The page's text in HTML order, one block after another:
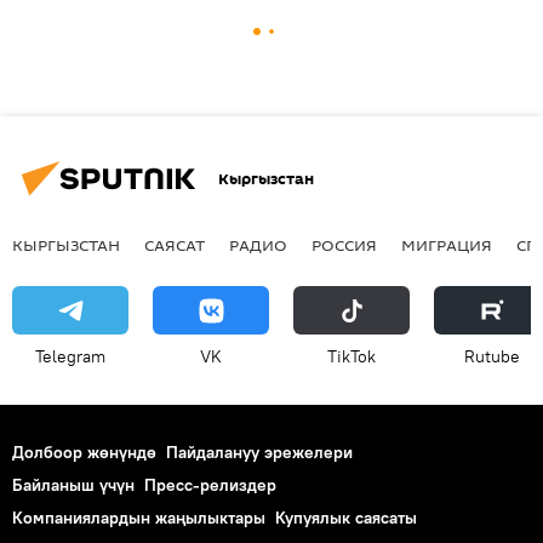
Кыргызстан
КЫРГЫЗСТАН САЯСАТ РАДИО РОССИЯ МИГРАЦИЯ
Telegram VK ТikТоk Rutube
Долбоор жөнүндө Пайдалануу эрежелери
Байланыш үчүн Пресс-релиздер
Компаниялардын жаңылыктары Купуялык саясаты